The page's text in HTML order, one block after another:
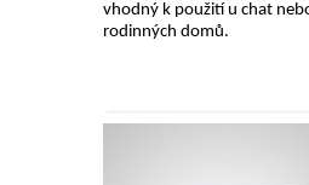
vhodný k použití u chat
rodinných domů.